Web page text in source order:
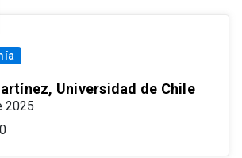
Universidad de Chile
2025